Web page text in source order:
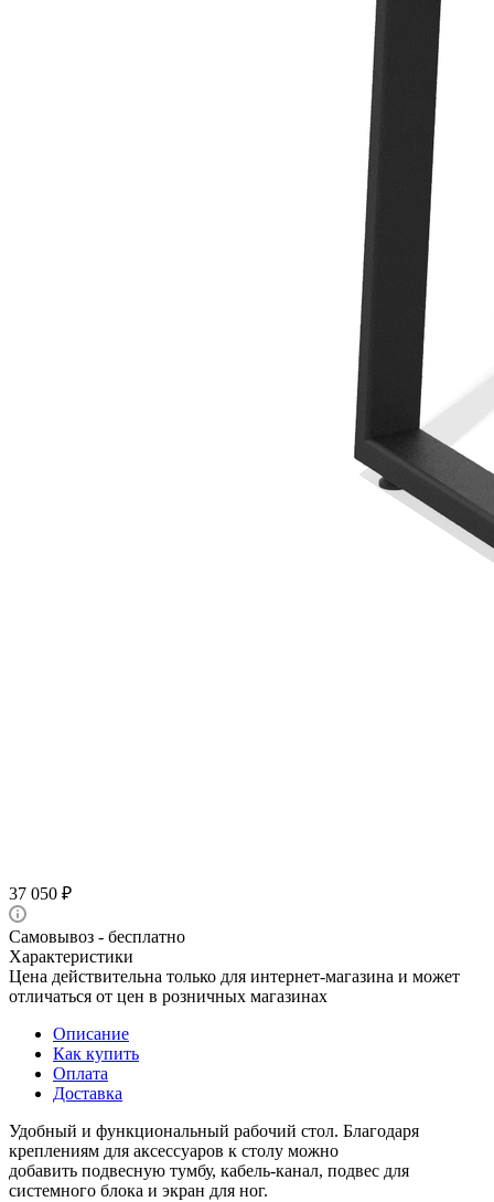
37 050 ₽
Самовывоз - бесплатно
Характеристики
Цена действительна только для интернет-магазина и может
отличаться от цен в розничных магазинах
Описание
Как купить
Оплата
Доставка
Удобный и функциональный рабочий стол. Благодаря
креплениям для аксессуаров к столу можно
добавить подвесную тумбу, кабель-канал, подвес для
системного блока и экран для ног.